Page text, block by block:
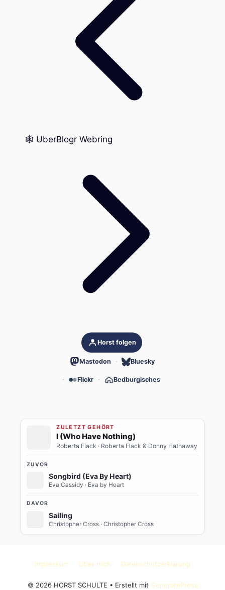
🕸️ UberBlogr Webring
Horst folgen
Mastodon Bluesky
Flickr Bedburgisches
ZULETZT GEHÖRT
I (Who Have Nothing)
Roberta Flack · Roberta Flack & Donny Hathaway
ZUVOR
Songbird (Eva By Heart)
Eva Cassidy · Eva by Heart
DAVOR
Sailing
Christopher Cross · Christopher Cross
Impressum Über mich Datenschutzerklärung
© 2026 HORST SCHULTE • Erstellt mit GeneratePress